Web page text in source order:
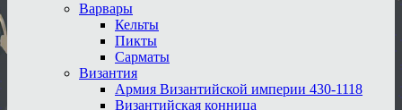
Варвары
Кельты
Пикты
Сарматы
Византия
Армия Византийской империи 430-1118
Византийская конница